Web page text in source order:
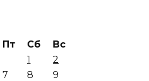
Пт Сб
Вс
1
2
7 8
9